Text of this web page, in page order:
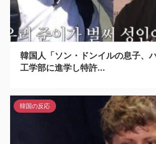
韓国人「ソン・ドンイルの息子、
工学部に進学し特許...
韓国の反応